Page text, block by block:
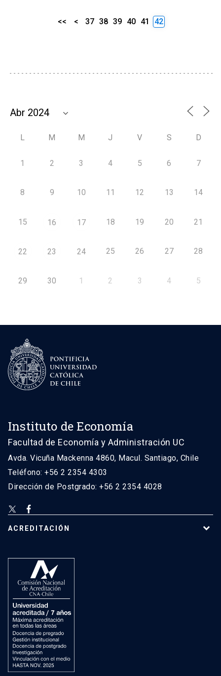
<< < 37 38 39 40 41 42
L M M J V S D
1 2 3 4 5 6 7
8 9 10 11 12 13 14
15 16 17 18 19 20 21
22 23 24 25 26 27 28
29 30 1 2 3 4 5
Instituto de Economía
Facultad de Economía y Administración UC
Avda. Vicuña Mackenna 4860, Macul. Santiago, Chile
Teléfono: +56 2 2354 4303
Dirección de Postgrado: +56 2 2354 4028
ACREDITACIÓN